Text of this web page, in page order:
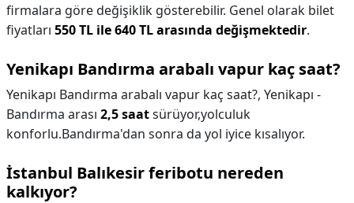
firmalara göre değişiklik gösterebilir. Genel olarak bilet
fiyatları 550 TL ile 640 TL arasında değişmektedir.
Yenikapı Bandırma arabalı vapur kaç saat?
Yenikapı Bandırma arabalı vapur kaç saat?, Yenikapı -
Bandırma arası 2,5 saatsürüyor,yolculuk
konforlu.Bandırma'dan sonra da yol iyice kısalıyor.
İstanbul Balıkesir feribotu nereden
kalkıyor?